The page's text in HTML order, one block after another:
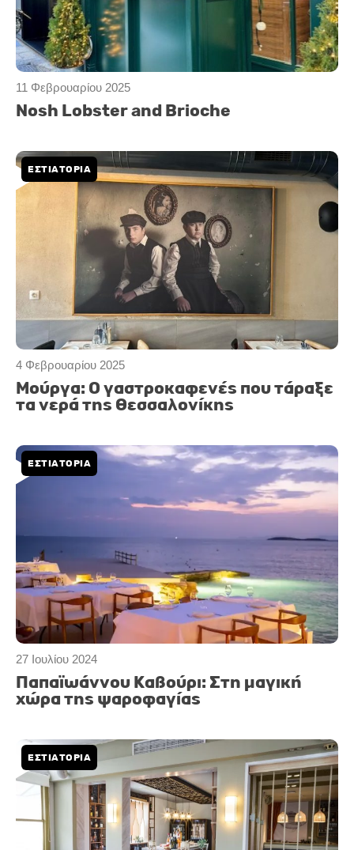
11 Φεβρουαρίου 2025
Nosh Lobster and Brioche
4 Φεβρουαρίου 2025
ΕΣΤΙΑΤΟΡΙΑ
Μούργα: O γαστροκαφενές που τάραξε
τα νερά της Θεσσαλονίκης
27 Ιουλίου 2024
ΕΣΤΙΑΤΟΡΙΑ
Παπαϊωάννου Καβούρι: Στη μαγική
χώρα της ψαροφαγίας
ΕΣΤΙΑΤΟΡΙΑ